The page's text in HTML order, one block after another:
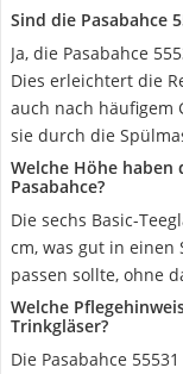
Sind die Pasabahce
Ja, die Pasabahce
Dies erleichtert die
auch nach häufigem
sie durch die
Welche Höhe haben
Pasabahce?
Die sechs Basic-
cm, was gut in einen
passen sollte, ohne
Welche
Trinkgläser?
Die Pasabahce